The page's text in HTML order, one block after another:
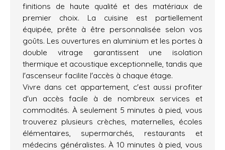
finitions de haute qualité et des matériaux de
premier choix. La cuisine est partiellement
équipée, prête à être personnalisée selon vos
goûts. Les ouvertures en aluminium et les portes à
double vitrage garantissent une isolation
thermique et acoustique exceptionnelle, tandis que
l'ascenseur facilite l'accès à chaque étage.
Vivre dans cet appartement, c'est aussi profiter
d'un accès facile à de nombreux services et
commodités. À seulement 5 minutes à pied, vous
trouverez plusieurs crèches, maternelles, écoles
élémentaires, supermarchés, restaurants et
médecins généralistes. À 10 minutes à pied, vous